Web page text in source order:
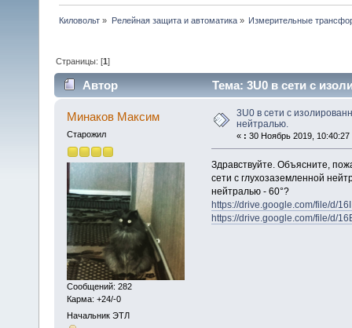
Киловольт » Релейная защита и автоматика» Измерительные
Страницы: [1]
Автор
Тема: 3U0 в сети с
раз)
Минаков Максим
Старожил
Сообщений: 282
Карма: +24/-0
Начальник ЭТЛ
3U0 в сети с
нейтралью.
« : 30 Ноябрь 2019, 10:40:27
Здравствуйте. Объясните,
сети с глухозаземленной
нейтралью - 60°?
https://drive.google.com/file/d/
https://drive.google.com/file/d/